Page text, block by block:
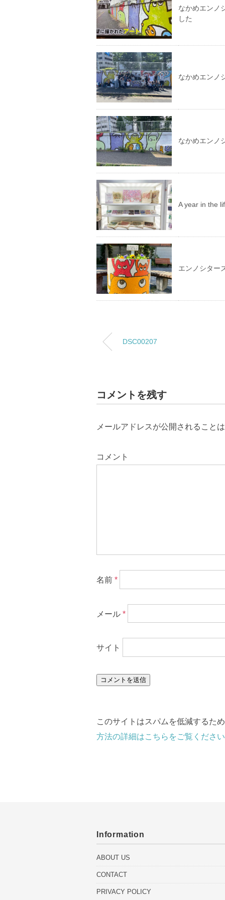
なかめエンノ
した
なかめエンノ
なかめエンノ
A year in the
エンノシター
DSC00207
コメントを残す
メールアドレスが公開されること
コメント
名前 *
メール *
サイト
このサイトはスパムを低減するた
方法の詳細はこちらをご覧ください
Information
ABOUT US
CONTACT
PRIVACY POLICY